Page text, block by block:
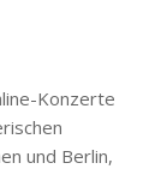
Konzerte
und Berlin,